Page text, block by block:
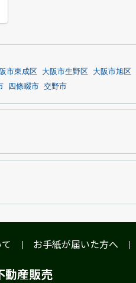
市東成区 大阪市生野区 大阪市旭区
四條畷市 交野市
お手紙が届いた方へ
動産販売